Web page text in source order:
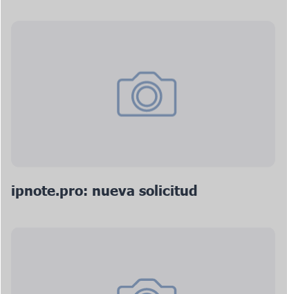
ipnote.pro: nueva solicitud